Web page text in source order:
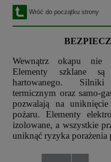
Wróć do początku strony
Wewnątrz okapu nie
Elementy szklane
hartowanego.
termicznym oraz samo-
pozwalają na
pożaru. Elementy
izolowane, a wszystkie
uniknąć ryzyka porażenia